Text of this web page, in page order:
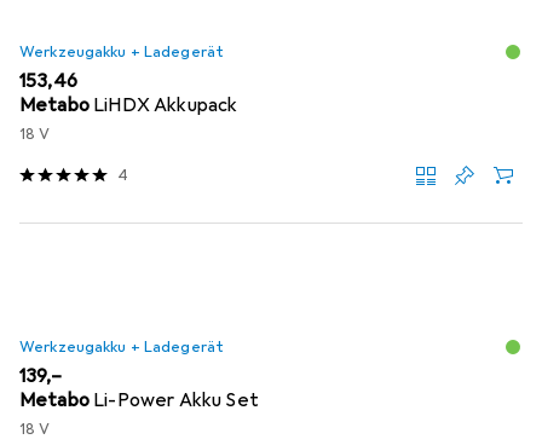
Werkzeugakku + Ladegerät
EUR
153,46
Metabo LiHDX Akkupack
18 V
4
Werkzeugakku + Ladegerät
EUR
139,–
Metabo Li-Power Akku Set
18 V